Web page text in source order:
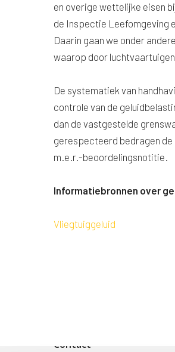
en overige wettelijke eisen
de Inspectie Leefomgeving
Daarin gaan we onder
waarop door
De systematiek van
controle van de
dan de vastgestelde
gerespecteerd bedragen de
m.e.r.-beoordelingsnotitie.
Informatiebronnen over
Vliegtuiggeluid
Contact